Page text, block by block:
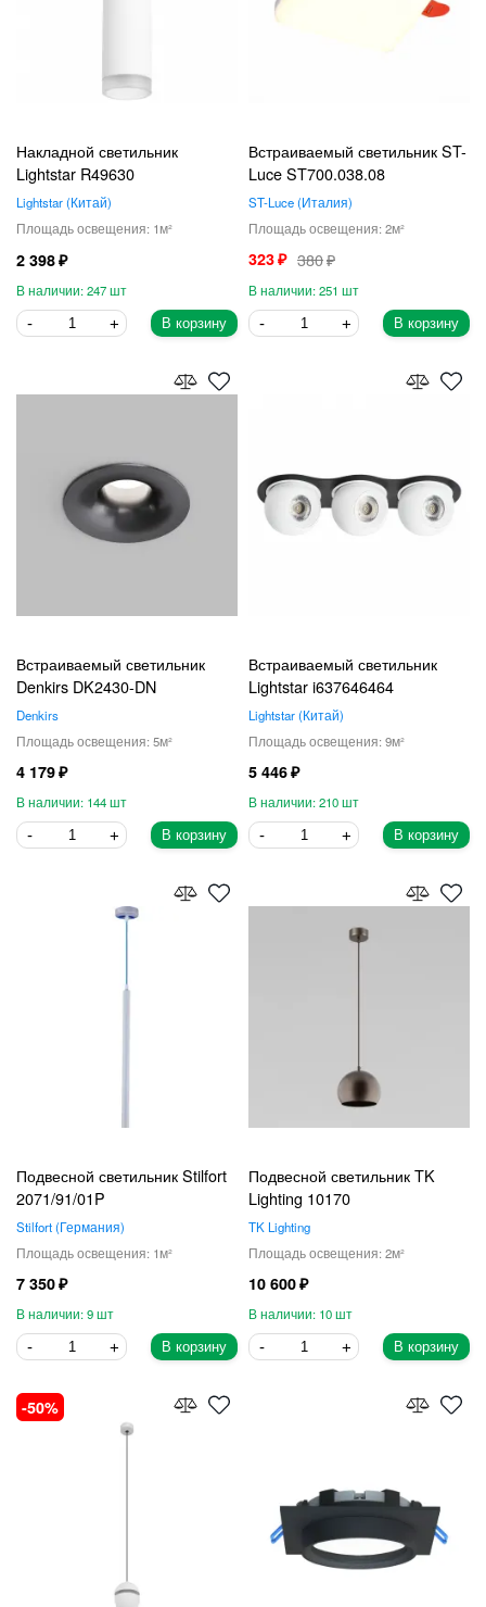
Накладной светильник
Lightstar R49630
Lightstar Китай
1
2 398
247
В корзину
Встраиваемый светильник ST-
Luce ST700.038.08
ST-Luce Италия
2
323 380
251
В корзину
Встраиваемый светильник
Denkirs DK2430-DN
Denkirs
5
4 179
144
В корзину
Встраиваемый светильник
Lightstar i637646464
Lightstar Китай
9
5 446
210
В корзину
Подвесной светильник Stilfort
2071/91/01P
Stilfort Германия
1
7 350
9
В корзину
Подвесной светильник TK
Lighting 10170
TK Lighting
2
10 600
10
В корзину
50